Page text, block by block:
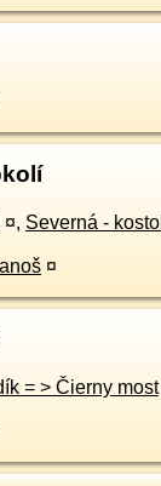
¤, Severná - kostol
¤
Bus 13: Podhradík = > Čierny most